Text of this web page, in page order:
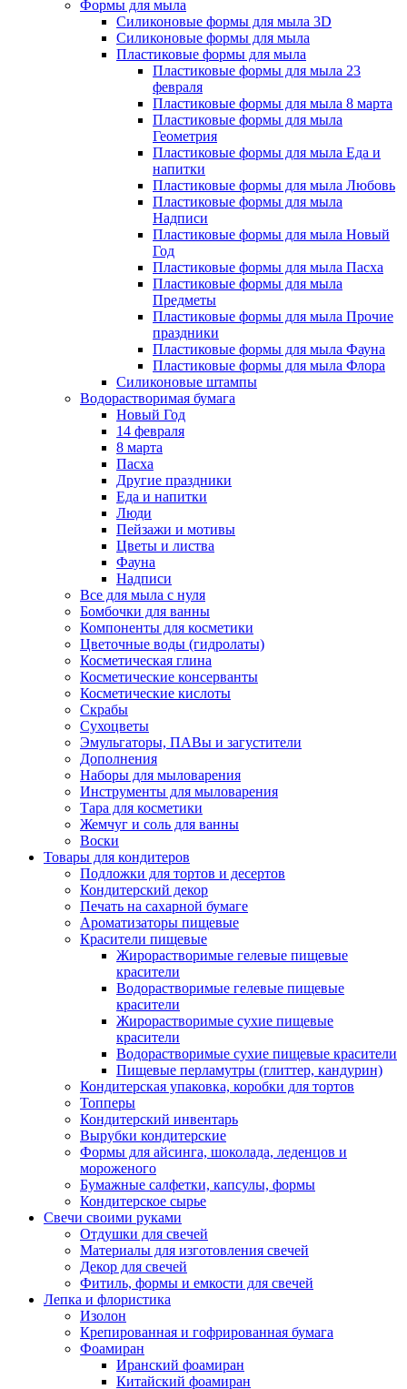
Формы для мыла
Силиконовые формы для мыла 3D
Силиконовые формы для мыла
Пластиковые формы для мыла
Пластиковые формы для мыла 23
февраля
Пластиковые формы для мыла 8 марта
Пластиковые формы для мыла
Геометрия
Пластиковые формы для мыла Еда и
напитки
Пластиковые формы для мыла Любовь
Пластиковые формы для мыла
Надписи
Пластиковые формы для мыла Новый
Год
Пластиковые формы для мыла Пасха
Пластиковые формы для мыла
Предметы
Пластиковые формы для мыла Прочие
праздники
Пластиковые формы для мыла Фауна
Пластиковые формы для мыла Флора
Силиконовые штампы
Водорастворимая бумага
Новый Год
14 февраля
8 марта
Пасха
Другие праздники
Еда и напитки
Люди
Пейзажи и мотивы
Цветы и листва
Фауна
Надписи
Все для мыла с нуля
Бомбочки для ванны
Компоненты для косметики
Цветочные воды (гидролаты)
Косметическая глина
Косметические консерванты
Косметические кислоты
Скрабы
Сухоцветы
Эмульгаторы, ПАВы и загустители
Дополнения
Наборы для мыловарения
Инструменты для мыловарения
Тара для косметики
Жемчуг и соль для ванны
Воски
Товары для кондитеров
Подложки для тортов и десертов
Кондитерский декор
Печать на сахарной бумаге
Ароматизаторы пищевые
Красители пищевые
Жирорастворимые гелевые пищевые
красители
Водорастворимые гелевые пищевые
красители
Жирорастворимые сухие пищевые
красители
Водорастворимые сухие пищевые красители
Пищевые перламутры (глиттер, кандурин)
Кондитерская упаковка, коробки для тортов
Топперы
Кондитерский инвентарь
Вырубки кондитерские
Формы для айсинга, шоколада, леденцов и
мороженого
Бумажные салфетки, капсулы, формы
Кондитерское сырье
Свечи своими руками
Отдушки для свечей
Материалы для изготовления свечей
Декор для свечей
Фитиль, формы и емкости для свечей
Лепка и флористика
Изолон
Крепированная и гофрированная бумага
Фоамиран
Иранский фоамиран
Китайский фоамиран